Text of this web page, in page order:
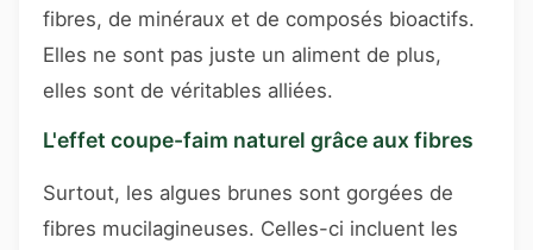
fibres, de minéraux et de composés bioactifs.
Elles ne sont pas juste un aliment de plus,
elles sont de véritables alliées.
L'effet coupe-faim naturel grâce aux fibres
Surtout, les algues brunes sont gorgées de
fibres mucilagineuses. Celles-ci incluent les